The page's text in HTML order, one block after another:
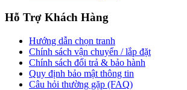
Hỗ Trợ Khách Hàng
Hướng dẫn chọn tranh
Chính sách vận chuyển / lắp đặt
Chính sách đổi trả & bảo hành
Quy định bảo mật thông tin
Câu hỏi thường gặp (FAQ)